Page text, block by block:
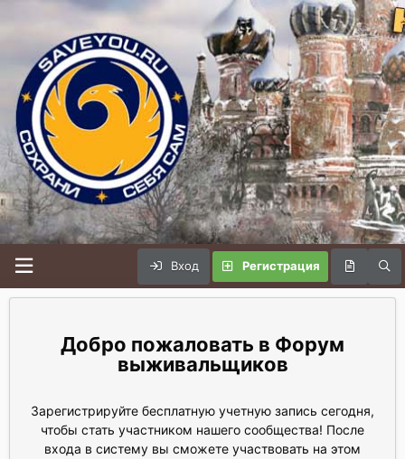
Вход Регистрация
Форум
выживальщиков
Зарегистрируйте бесплатную учетную запись сегодня,
чтобы стать участником нашего сообщества! После
входа в систему вы сможете участвовать на этом